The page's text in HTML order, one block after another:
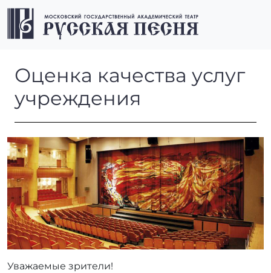
Перейти к содержимому
Перейти к футеру
Оценка качества услуг
Оценка качества услуг
учреждения
Уважаемые зрители!